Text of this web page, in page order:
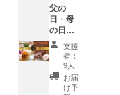
コロナ禍の
中でも新陳
代謝を高め
て健康な生
活を送って
父の
日・母
の日プ
レゼン
トコー
ス 【30
名限
定】通
支援
者：
9人
お届
け予